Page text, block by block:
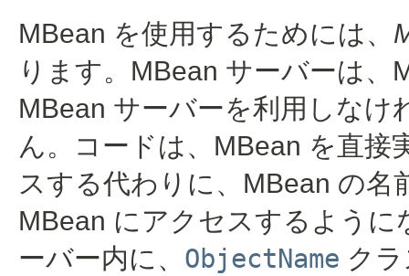
MBean を使用するためには、
ります。MBean サーバーは
MBean サーバーを利用しな
ん。コードは、MBean を直
スする代わりに、MBean の名
MBean にアクセスするよう
ーバー内に、 ObjectName ク